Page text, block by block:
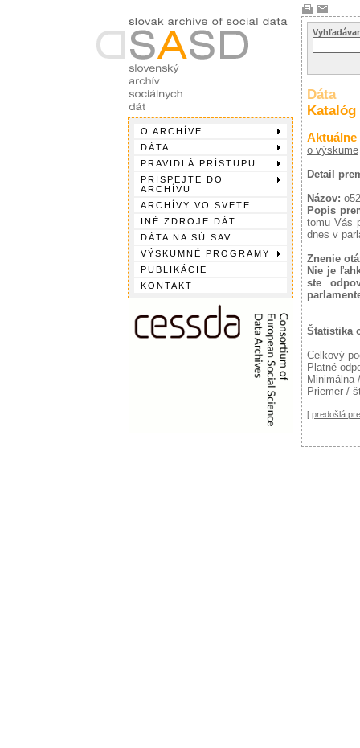
O ARCHÍVE
DÁTA
PRAVIDLÁ PRÍSTUPU
PRISPEJTE DO
ARCHÍVU
ARCHÍVY VO SVETE
INÉ ZDROJE DÁT
DÁTA NA SÚ SAV
VÝSKUMNÉ PROGRAMY
PUBLIKÁCIE
KONTAKT
Dáta
Katalóg
Aktuálne
o výskume
Detail
Názov:
Popis
tomu Vás
dnes v
Znenie
Nie je
ste
Štatistika
Celkový
Platné
Minimálna
Priemer /
[ predošlá